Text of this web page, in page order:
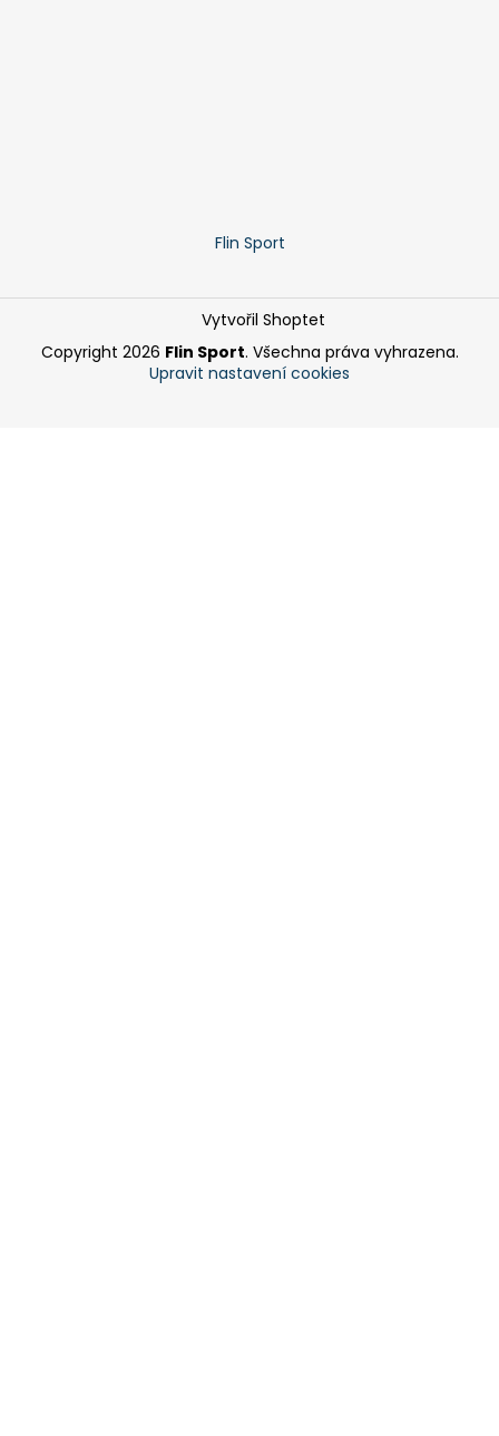
Flin Sport
Vytvořil Shoptet
Copyright 2026 Flin Sport. Všechna práva vyhrazena.
Upravit nastavení cookies